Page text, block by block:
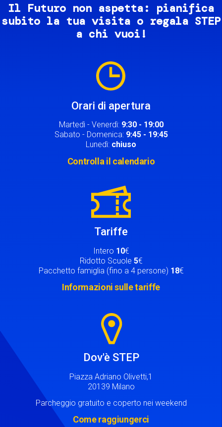
Il Futuro non aspetta: pianifica
subito la tua visita o regala STEP
a chi vuoi!
Orari di apertura
Martedì - Venerdì: 9:30 - 19:00
Sabato - Domenica: 9:45 - 19:45
Lunedì: chiuso
Controlla il calendario
Tariffe
Intero 10€
Ridotto Scuole 5€
Pacchetto famiglia (fino a 4 persone) 18€
Informazioni sulle tariffe
Dov'è STEP
Piazza Adriano Olivetti,1
20139 Milano
Parcheggio gratuito e coperto nei weekend
Come raggiungerci